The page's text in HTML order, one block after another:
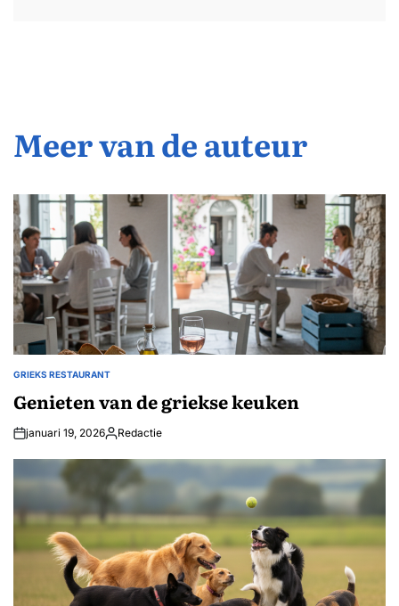
Meer van de auteur
GEPLAATST
GRIEKS RESTAURANT
Genieten van de griekse keuken
januari 19, 2026Geplaatst
Redactie